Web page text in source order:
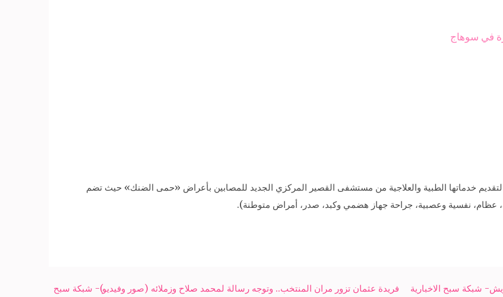
في سوهاج
خدماتها الطبية والعلاجية من مستشفى القصير المركزي الجديد للمصابين بأعراض «حمى الضنك» حيث تضم
عظام، نفسية وعصبية، جراحة جهاز هضمي وكبد، صدر، أمراض متوطنة).
فريدة عثمان تزور مران المنتخب.. وتوجه رسالة لمحمد صلاح وزملائه (صور وفيديو)- شبكة سبح
شبكة سبح الاخبارية